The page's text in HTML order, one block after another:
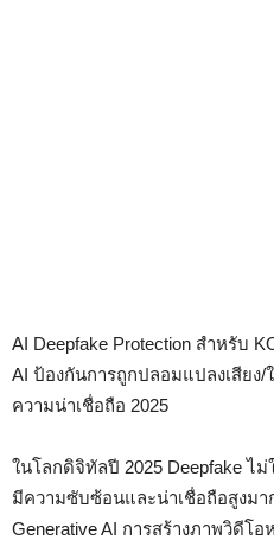
AI Deepfake Protection สำหรับ
AI ป้องกันการถูกปลอมแปลงเสีย
ความน่าเชื่อถือ 2025
ในโลกดิจิทัลปี 2025 Deepfake ไ
มีความซับซ้อนและน่าเชื่อถือสูงม
Generative AI การสร้างภาพวิดีโ